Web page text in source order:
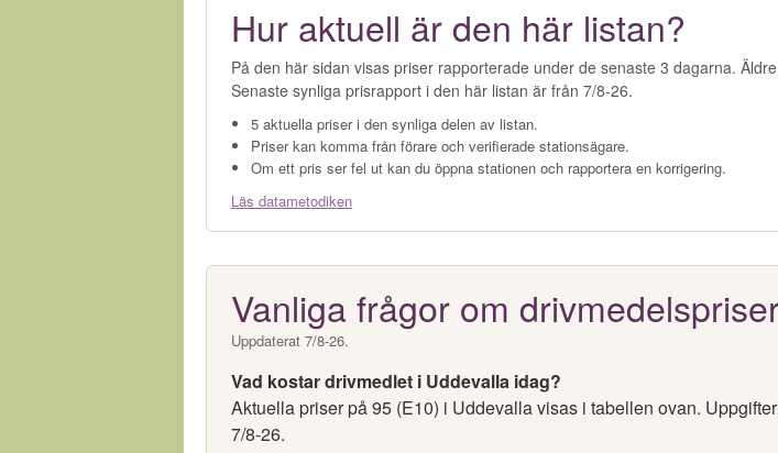
Hur aktuell är den här listan?
På den här sidan visas priser rapporterade under de senaste 3 dagarna.
Senaste synliga prisrapport i den här listan är från 7/8-26.
5 aktuella priser i den synliga delen av listan.
Priser kan komma från förare och verifierade stationsägare.
Om ett pris ser fel ut kan du öppna stationen och rapportera en korrigering.
Läs datametodiken
Vanliga frågor om
Uppdaterat 7/8-26.
Vad kostar drivmedlet i Uddevalla idag?
Aktuella priser på 95 (E10) i Uddevalla visas i tabellen ovan.
7/8-26.